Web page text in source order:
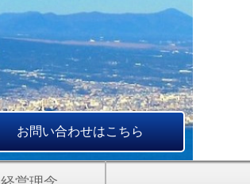
お問い合わせはこちら